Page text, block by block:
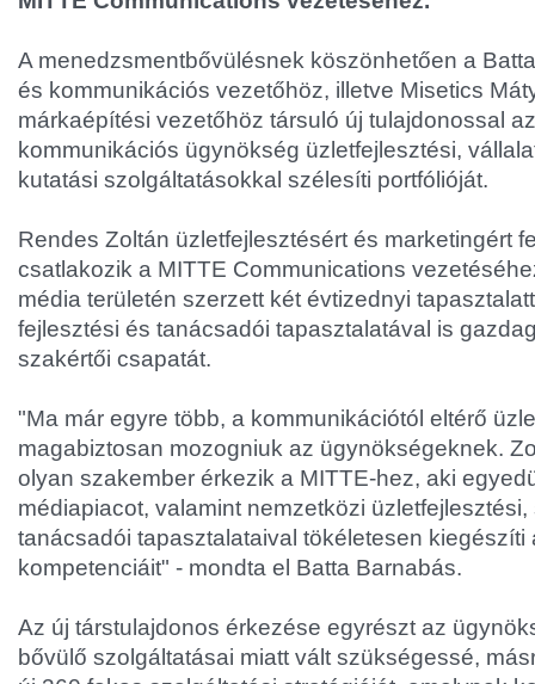
A menedzsmentbővülésnek köszönhetően a
és kommunikációs vezetőhöz, illetve Misetics
márkaépítési vezetőhöz társuló új tulajdonossal
kommunikációs ügynökség üzletfejlesztési,
kutatási szolgáltatásokkal szélesíti portfólióját.
Rendes Zoltán üzletfejlesztésért és marketingért
csatlakozik a MITTE Communications
média területén szerzett két évtizednyi
fejlesztési és tanácsadói tapasztalatával is
szakértői csapatát.
"Ma már egyre több, a kommunikációtól eltérő
magabiztosan mozogniuk az ügynökségeknek.
olyan szakember érkezik a MITTE-hez, aki
médiapiacot, valamint nemzetközi
tanácsadói tapasztalataival tökéletesen kiegészíti
kompetenciáit" - mondta el Batta Barnabás.
Az új társtulajdonos érkezése egyrészt az
bővülő szolgáltatásai miatt vált szükségessé,